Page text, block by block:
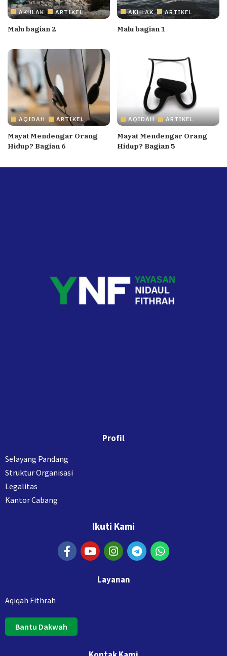
AKHLAK ARTIKEL
Malu bagian 2
AKHLAK ARTIKEL
Malu bagian 1
AQIDAH ARTIKEL
Mayat Mendengar Orang
Hidup? Bagian 6
AQIDAH ARTIKEL
Mayat Mendengar Orang
Hidup? Bagian 5
Profil
Selayang Pandang
Struktur Organisasi
Legalitas
Kantor Cabang
Ikuti Kami
Layanan
Aqiqah Fithrah
Bantu Dakwah